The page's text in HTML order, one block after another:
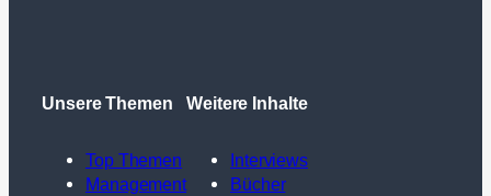
Unsere Themen
Top Themen
Management
Weitere Inhalte
Interviews
Bücher